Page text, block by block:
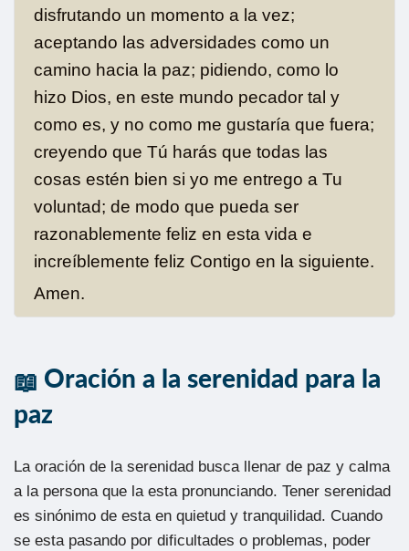
disfrutando un momento a la vez;
aceptando las adversidades como un
camino hacia la paz; pidiendo, como lo
hizo Dios, en este mundo pecador tal y
como es, y no como me gustaría que fuera;
creyendo que Tú harás que todas las
cosas estén bien si yo me entrego a Tu
voluntad; de modo que pueda ser
razonablemente feliz en esta vida e
increíblemente feliz Contigo en la siguiente.
Amen.
Oración a la serenidad para la
paz
La oración de la serenidad busca llenar de paz y calma
a la persona que la esta pronunciando. Tener serenidad
es sinónimo de esta en quietud y tranquilidad. Cuando
se esta pasando por dificultades o problemas, poder